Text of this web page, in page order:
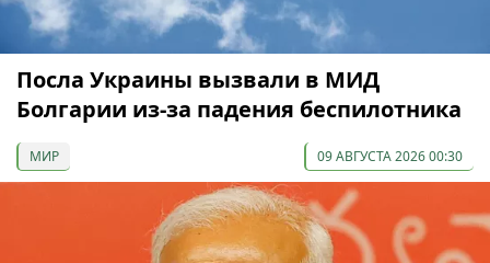
Посла Украины вызвали в МИД
Болгарии из-за падения беспилотника
МИР 09 АВГУСТА 2026 00:30